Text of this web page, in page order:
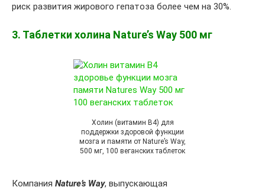
риск развития жирового гепатоза более чем на 30%.
3. Таблетки холина Nature’s Way 500 мг
Холин (витамин B4) для
поддержки здоровой функции
мозга и памяти от Nature’s Way,
500 мг, 100 веганских таблеток
Компания Nature’s Way, выпускающая